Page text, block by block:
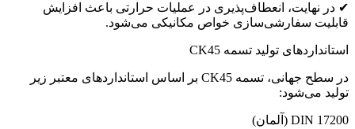
✔ در نهایت، انعطاف‌پذیری در عملیات حرارتی باعث افزایش
قابلیت سفارشی‌سازی خواص مکانیکی می‌شود.
استانداردهای تولید تسمه CK45
در سطح جهانی، تسمه CK45 بر اساس استانداردهای معتبر زیر
تولید می‌شود:
DIN 17200 (آلمان)